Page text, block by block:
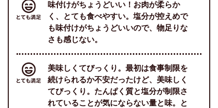
味付けがちょうどいい！お肉が柔らか
く、とても食べやすい。塩分が控えめで
も味付けがちょうどいいので、物足りな
さも感じない。
美味しくてびっくり。最初は食事制限を
続けられるか不安だったけど、美味しく
てびっくり。たんぱく質と塩分が制限さ
れていることが気にならない量と味。と